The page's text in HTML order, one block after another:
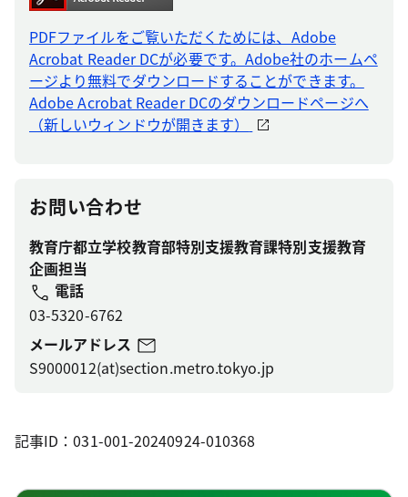
PDFファイルをご覧いただくためには、Adobe
Acrobat Reader DCが必要です。Adobe社のホームペ
ージより無料でダウンロードすることができます。
Adobe Acrobat Reader DCのダウンロードページへ
（新しいウィンドウが開きます）
お問い合わせ
教育庁都立学校教育部特別支援教育課特別支援教育
企画担当
電話
03-5320-6762
メールアドレス
S9000012(at)section.metro.tokyo.jp
記事ID：031-001-20240924-010368